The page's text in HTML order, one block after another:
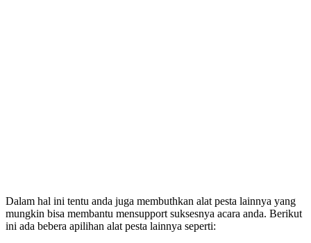
Dalam hal ini tentu anda juga membuthkan alat pesta lainnya yang
mungkin bisa membantu mensupport suksesnya acara anda. Berikut
ini ada bebera apilihan alat pesta lainnya seperti: